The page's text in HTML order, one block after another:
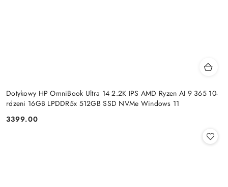
Dotykowy HP OmniBook Ultra 14 2.2K IPS AMD Ryzen AI 9 365 10-
rdzeni 16GB LPDDR5x 512GB SSD NVMe Windows 11
Cena:
3399.00